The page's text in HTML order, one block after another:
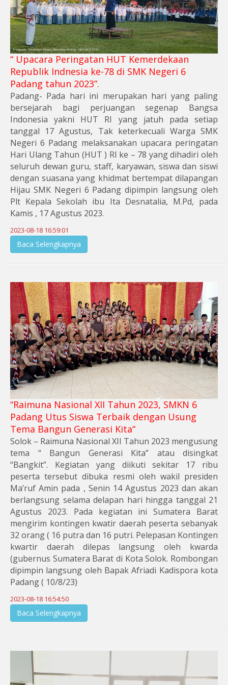
“ Upacara Peringatan HUT Kemerdekaan
Republik Indnesia ke-78 di SMK Negeri 6
Padang tahun 2023”.
Padang- Pada hari ini merupakan hari yang paling
bersejarah bagi perjuangan segenap Bangsa
Indonesia yakni HUT RI yang jatuh pada setiap
tanggal 17 Agustus, Tak keterkecuali Warga SMK
Negeri 6 Padang melaksanakan upacara peringatan
Hari Ulang Tahun (HUT ) RI ke – 78 yang dihadiri oleh
seluruh dewan guru, staff, karyawan, siswa dan siswi
dengan suasana yang khidmat bertempat dilapangan
Hijau SMK Negeri 6 Padang dipimpin langsung oleh
Plt Kepala Sekolah ibu Ita Desnatalia, M.Pd, pada
Kamis , 17 Agustus 2023.
2023-08-18 16:59:01
Baca Selengkapnya
“Raimuna Nasional XII Tahun 2023, SMKN 6
Padang Utus Siswa Terbaik dengan Usung
Tema Bangun Generasi Kita“
Solok – Raimuna Nasional XII Tahun 2023 mengusung
tema “ Bangun Generasi Kita” atau disingkat
“Bangkit”. Kegiatan yang diikuti sekitar 17 ribu
peserta tersebut dibuka resmi oleh wakil presiden
Ma’ruf Amin pada , Senin 14 Agustus 2023 dan akan
berlangsung selama delapan hari hingga tanggal 21
Agustus 2023. Pada kegiatan ini Sumatera Barat
mengirim kontingen kwatir daerah peserta sebanyak
32 orang ( 16 putra dan 16 putri. Pelepasan Kontingen
kwartir daerah dilepas langsung oleh kwarda
(gubernus Sumatera Barat di Kota Solok. Rombongan
dipimpin langsung oleh Bapak Afriadi Kadispora kota
Padang ( 10/8/23)
2023-08-18 16:54:50
Baca Selengkapnya